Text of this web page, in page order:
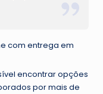
com entrega em
encontrar opções
por mais de